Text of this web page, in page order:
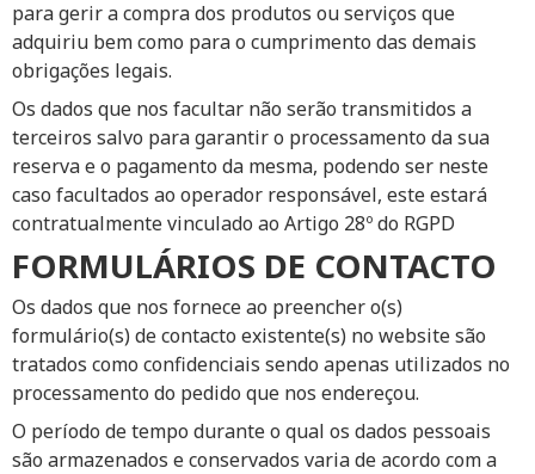
para gerir a compra dos produtos ou serviços que
adquiriu bem como para o cumprimento das demais
obrigações legais.
Os dados que nos facultar não serão transmitidos a
terceiros salvo para garantir o processamento da sua
reserva e o pagamento da mesma, podendo ser neste
caso facultados ao operador responsável, este estará
contratualmente vinculado ao Artigo 28º do RGPD
FORMULÁRIOS DE CONTACTO
Os dados que nos fornece ao preencher o(s)
formulário(s) de contacto existente(s) no website são
tratados como confidenciais sendo apenas utilizados no
processamento do pedido que nos endereçou.
O período de tempo durante o qual os dados pessoais
são armazenados e conservados varia de acordo com a